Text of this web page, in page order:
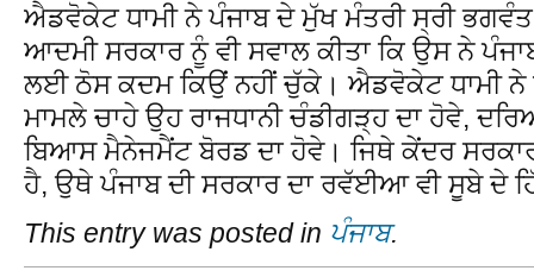
ਐਡਵੋਕੇਟ ਧਾਮੀ ਨੇ ਪੰਜਾਬ ਦੇ ਮੁੱਖ ਮੰਤਰੀ ਸ੍ਰੀ
ਆਦਮੀ ਸਰਕਾਰ ਨੂੰ ਵੀ ਸਵਾਲ ਕੀਤਾ ਕਿ ਉਸ ਨੇ
ਲਈ ਠੋਸ ਕਦਮ ਕਿਉਂ ਨਹੀਂ ਚੁੱਕੇ। ਐਡਵੋਕੇਟ ਧਾਮੀ ਨੇ
ਮਾਮਲੇ ਚਾਹੇ ਉਹ ਰਾਜਧਾਨੀ ਚੰਡੀਗੜ੍ਹ ਦਾ ਹੋਵੇ,
ਬਿਆਸ ਮੈਨੇਜਮੈਂਟ ਬੋਰਡ ਦਾ ਹੋਵੇ। ਜਿਥੇ ਕੇਂਦਰ
ਹੈ, ਉਥੇ ਪੰਜਾਬ ਦੀ ਸਰਕਾਰ ਦਾ ਰਵੱਈਆ ਵੀ ਸੂਬੇ ਦੇ
This entry was posted in ਪੰਜਾਬ.